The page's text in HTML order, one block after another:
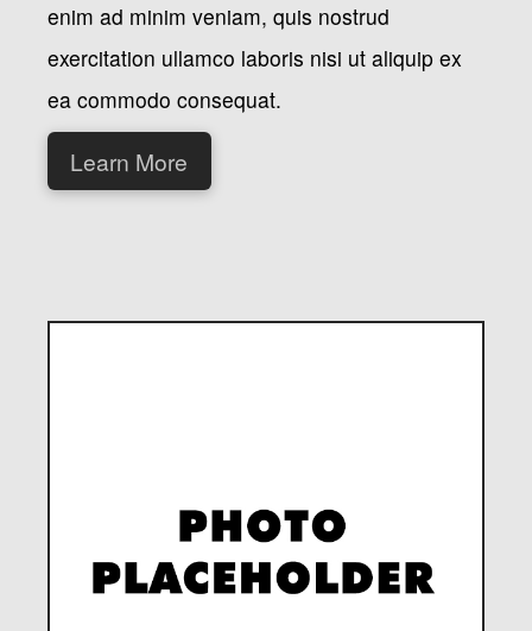
enim ad minim veniam, quis nostrud
exercitation ullamco laboris nisi ut aliquip ex
ea commodo consequat.
Learn More